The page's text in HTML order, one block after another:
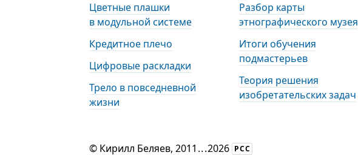
Цветные плашки
в модульной системе
Кредитное плечо
Цифровые раскладки
Трело в повседневной
жизни
Разбор карты
этнографического музея
Итоги обучения
подмастерьев
Теория решения
изобретательских задач
© Кирилл Беляев, 2011 ...2026 РСС